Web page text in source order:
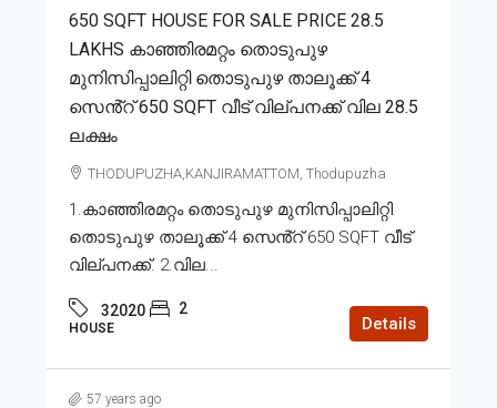
650 SQFT HOUSE FOR SALE PRICE 28.5
LAKHS കാഞ്ഞിരമറ്റം തൊടുപുഴ
മുനിസിപ്പാലിറ്റി തൊടുപുഴ താലൂക്ക് 4
സെൻ്റ് 650 SQFT വീട് വില്പനക്ക് വില 28.5
ലക്ഷം
THODUPUZHA,KANJIRAMATTOM, Thodupuzha
1.കാഞ്ഞിരമറ്റം തൊടുപുഴ മുനിസിപ്പാലിറ്റി
തൊടുപുഴ താലൂക്ക് 4 സെൻ്റ് 650 SQFT വീട്
വില്പനക്ക്. 2.വില...
32020 2
HOUSE Details
57 years ago